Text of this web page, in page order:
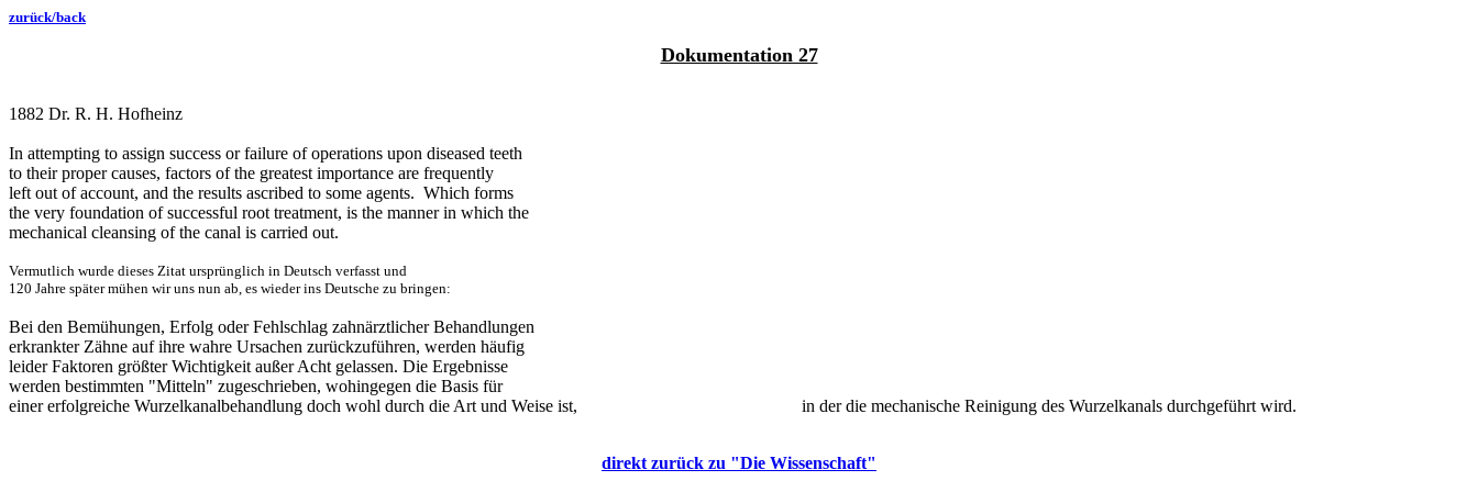
zurück/back
Dokumentation 27
1882 Dr. R. H. Hofheinz
In attempting to assign success or failure of operations upon diseased teeth
to their proper causes, factors of the greatest importance are frequently
left out of account, and the results ascribed to some agents. Which forms
the very foundation of successful root treatment, is the manner in which the
mechanical cleansing of the canal is carried out.
Vermutlich wurde dieses Zitat ursprünglich in Deutsch verfasst und
120 Jahre später mühen wir uns nun ab, es wieder ins Deutsche zu bringen:
Bei den Bemühungen, Erfolg oder Fehlschlag zahnärztlicher Behandlungen
erkrankter Zähne auf ihre wahre Ursachen zurückzuführen, werden häufig
leider Faktoren größter Wichtigkeit außer Acht gelassen. Die Ergebnisse
werden bestimmten "Mitteln" zugeschrieben, wohingegen die Basis für
einer erfolgreiche Wurzelkanalbehandlung doch wohl durch die Art und Weise ist,
in derdie mechanische Reinigung des Wurzelkanals durchgeführt wird.
direkt zurück zu "Die Wissenschaft"